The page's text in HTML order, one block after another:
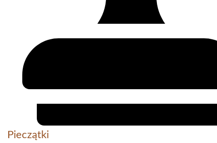
Pieczątki